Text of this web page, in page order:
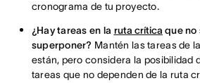
cronograma de tu proyecto.
¿Hay tareas en la ruta crítica que no
superponer? Mantén las tareas de
están, pero considera la posibilidad
tareas que no dependen de la ruta